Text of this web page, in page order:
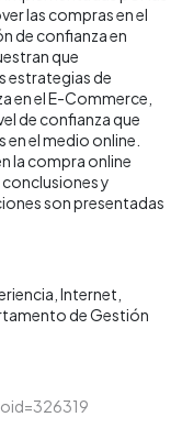
las compras en el
de confianza en
que
estrategias de
en el E-Commerce,
de confianza que
el medio online.
la compra online
y
son presentadas
Internet
de Gestión